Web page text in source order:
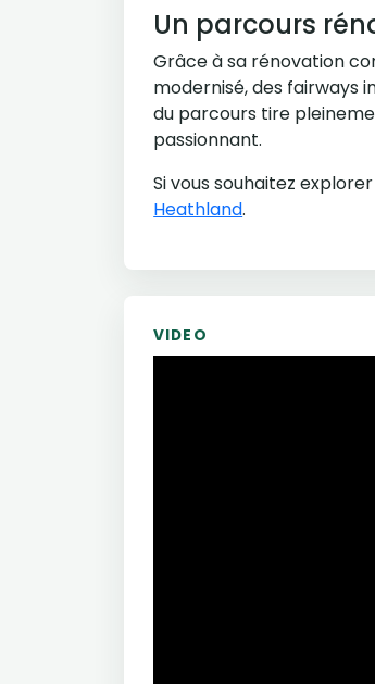
Un parcours
Grâce à sa rénovation
modernisé, des fairways
du parcours tire
passionnant.
Si vous souhaitez
Heathland.
VIDEO